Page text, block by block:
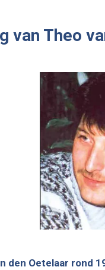
van Theo
den Oetelaar rond